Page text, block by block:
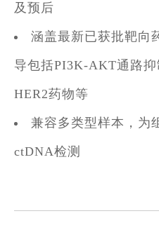
及预后
涵盖最新已获批靶向
导包括PI3K-AKT通路抑
HER2药物等
兼容多类型样本，为
ctDNA检测